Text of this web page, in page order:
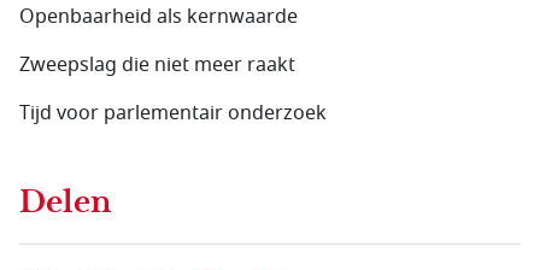
Openbaarheid als kernwaarde
Zweepslag die niet meer raakt
Tijd voor parlementair onderzoek
Delen